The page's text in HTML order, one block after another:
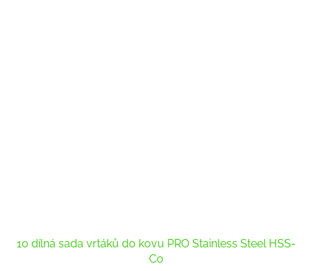
10 dílná sada vrtáků do kovu PRO Stainless Steel HSS-
Co